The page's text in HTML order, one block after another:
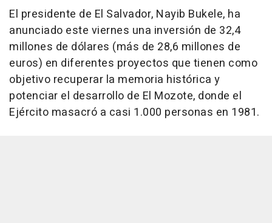
El presidente de El Salvador, Nayib Bukele, ha
anunciado este viernes una inversión de 32,4
millones de dólares (más de 28,6 millones de
euros) en diferentes proyectos que tienen como
objetivo recuperar la memoria histórica y
potenciar el desarrollo de El Mozote, donde el
Ejército masacró a casi 1.000 personas en 1981.